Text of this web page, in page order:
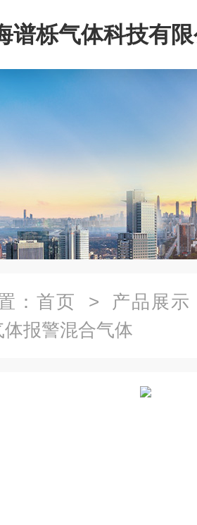
谱栎气体科技有
： 首页 > 产品展示
报警混合气体